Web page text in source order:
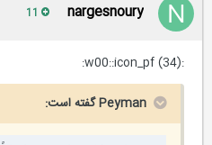
nargesnoury
Peyman گفته است: